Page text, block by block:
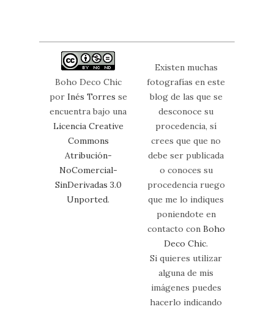
Boho Deco Chic
por Inés Torres se
encuentra bajo una
Licencia Creative
Commons
Atribución-
NoComercial-
SinDerivadas 3.0
Unported.
Existen muchas
fotografías en este
blog de las que se
desconoce su
procedencia, sí
crees que que no
debe ser publicada
o conoces su
procedencia ruego
que me lo indiques
poniendote en
contacto con Boho
Deco Chic.
Si quieres utilizar
alguna de mis
imágenes puedes
hacerlo indicando